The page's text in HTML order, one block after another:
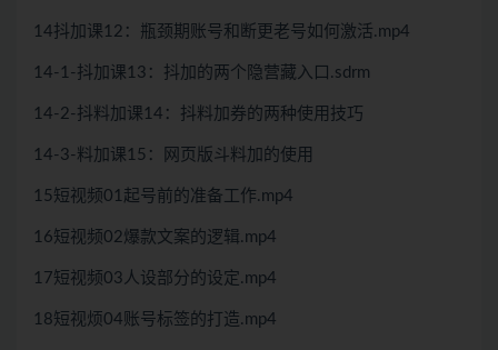
14抖加课12：瓶颈期账号和断更老号如何激活.mp4
14-1-抖加课13：抖加的两个隐营藏入口.sdrm
14-2-抖料加课14：抖料加券的两种使用技巧
14-3-料加课15：网页版斗料加的使用
15短视频01起号前的准备工作.mp4
16短视频02爆款文案的逻辑.mp4
17短视频03人设部分的设定.mp4
18短视烦04账号标签的打造.mp4